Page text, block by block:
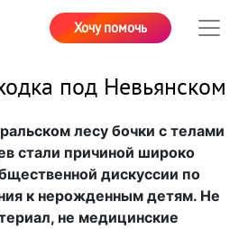
Хочу помочь
под Невьянском
лесу бочки с телами
стали причиной широко
дискуссии по
к нерожденным детям. Не
не медицинские